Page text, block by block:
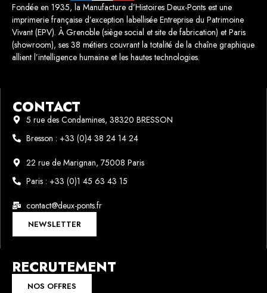
Fondée en 1935, la Manufacture d’Histoires Deux-Ponts est une
imprimerie française d’exception labellisée Entreprise du Patrimoine
Vivant (EPV). À Grenoble (siège social et site de fabrication) et Paris
(showroom), ses 38 métiers couvrant la totalité de la chaîne graphique
allient l’intelligence humaine et les hautes technologies.
CONTACT
5 rue des Condamines, 38320 BRESSON
Bresson : +33 (0)4 38 24 14 24
22 rue de Marignan, 75008 Paris
Paris : +33 (0)1 45 63 43 15
contact@deux-ponts.fr
NEWSLETTER
RECRUTEMENT
NOS OFFRES